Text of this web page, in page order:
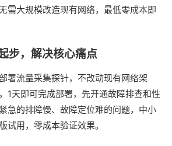
需大规模改造现有网络，最低零成本即
步，解决核心痛点
署流量采集探针，不改动现有网络架
1天即可完成部署，先开通故障排查和性
急的排障慢、故障定位难的问题，中小
试用，零成本验证效果。